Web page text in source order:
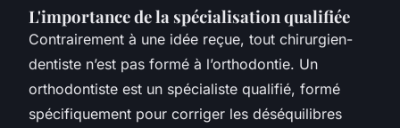
L'importance de la spécialisation qualifiée
Contrairement à une idée reçue, tout chirurgien-
dentiste n’est pas formé à l’orthodontie. Un
orthodontiste est un spécialiste qualifié, formé
spécifiquement pour corriger les déséquilibres